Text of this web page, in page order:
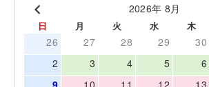
2026年 8月
日 月 火 水 木
26 27 28 29 30
2
3 4 5 6
9
10 11 12 13